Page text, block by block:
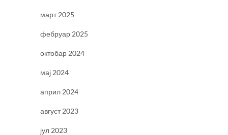
март 2025
фебруар 2025
октобар 2024
мај 2024
април 2024
август 2023
јул 2023